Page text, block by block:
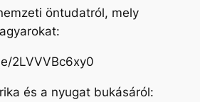
öntudatról, mely
2LVVVBc6xy0
és a nyugat bukásáról: